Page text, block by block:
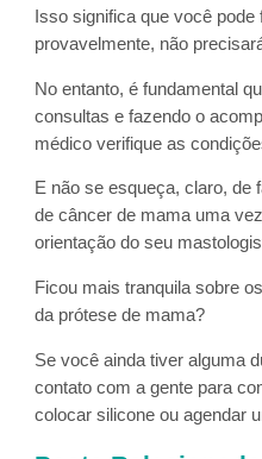
Isso significa que você pode
provavelmente, não
No entanto, é fundamental
consultas e fazendo o
médico verifique as
E não se esqueça, claro, de
de câncer de mama uma
orientação do seu
Ficou mais tranquila sobre
da prótese de mama?
Se você ainda tiver alguma
contato com a gente para
colocar silicone ou agendar